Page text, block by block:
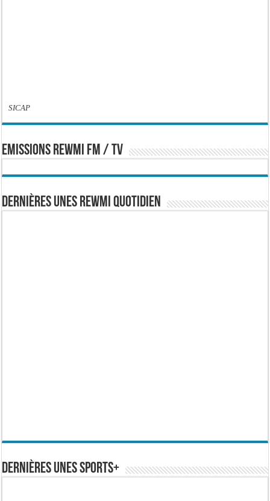
SICAP
EMISSIONS REWMI FM / TV
Dernières Unes Rewmi Quotidien
Dernières Unes Sports+